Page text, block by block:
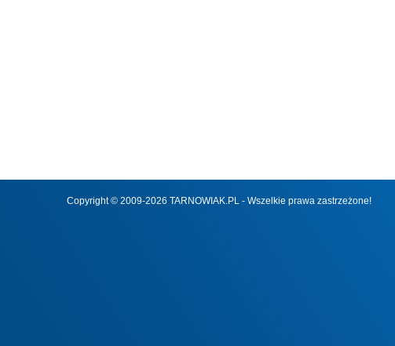
Copyright © 2009-2026 TARNOWIAK.PL - Wszelkie prawa zastrzeżone!